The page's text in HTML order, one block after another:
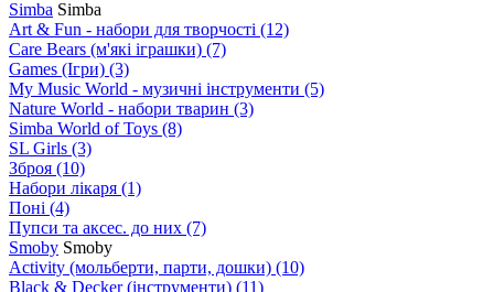
Simba Simba
Art & Fun - набори для творчості (12)
Care Bears (м'які іграшки) (7)
Games (Ігри) (3)
My Music World - музичні інструменти (5)
Nature World - набори тварин (3)
Simba World of Toys (8)
SL Girls (3)
Зброя (10)
Набори лікаря (1)
Поні (4)
Пупси та аксес. до них (7)
Smoby Smoby
Аctivity (мольберти, парти, дошки) (10)
Black & Decker (інструменти) (11)